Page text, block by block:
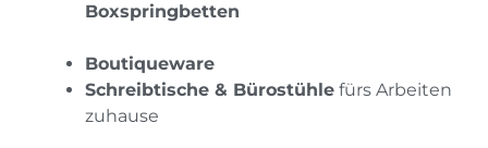
Boxspringbetten
Boutiqueware
Schreibtische & Bürostühle fürs Arbeiten
zuhause